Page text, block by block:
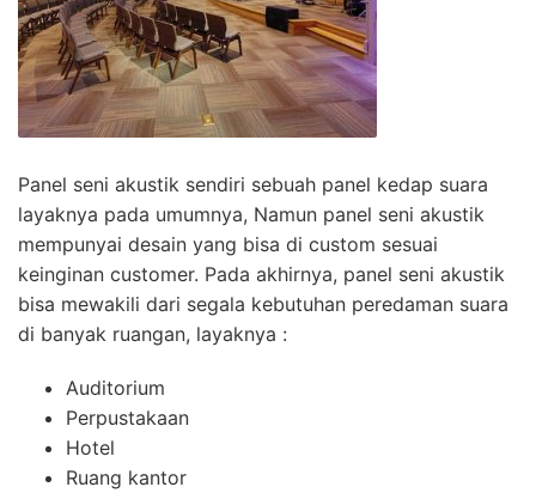
Panel seni akustik sendiri sebuah panel kedap suara
layaknya pada umumnya, Namun panel seni akustik
mempunyai desain yang bisa di custom sesuai
keinginan customer. Pada akhirnya, panel seni akustik
bisa mewakili dari segala kebutuhan peredaman suara
di banyak ruangan, layaknya :
Auditorium
Perpustakaan
Hotel
Ruang kantor